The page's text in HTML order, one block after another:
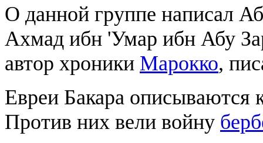
О данной группе написал
Ахмад ибн 'Умар ибн Абу
автор хроники Марокко,
Евреи Бакара описываются
Против них вели войну